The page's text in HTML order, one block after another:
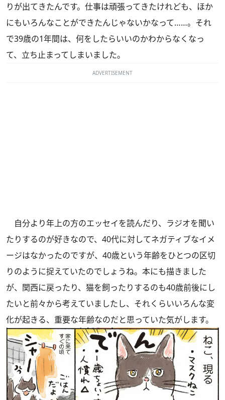
りが出てきたんです。仕事は頑張ってきたけれども、ほか
にもいろんなことができたんじゃないかなって……。それ
で39歳の1年間は、何をしたらいいのかわからなくなっ
て、立ち止まってしまいました。
ADVERTISEMENT
自分より年上の方のエッセイを読んだり、ラジオを聞い
たりするのが好きなので、40代に対してネガティブなイメ
ージはなかったのですが、40歳という年齢をひとつの区切
りのように捉えていたのでしょうね。本にも描きました
が、関西に戻ったり、猫を飼ったりするのも40歳前後にし
たいと前々から考えていましたし、それくらいいろんな変
化が起きる、重要な年齢なのだと思っていた気がします。